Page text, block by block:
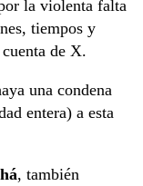
la violenta falta
tiempos y
de X.
una condena
entera) a esta
, también